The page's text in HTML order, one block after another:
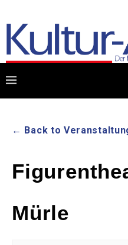
← Back to
Mürle